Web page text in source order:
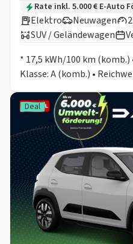
Zusätzliche
Rate inkl. 5.000 € E-Auto
Elektro Neuwagen
SUV / Geländewagen
* 17,5 kWh/100 km (komb.)
Klasse: A (komb.) •
Deal